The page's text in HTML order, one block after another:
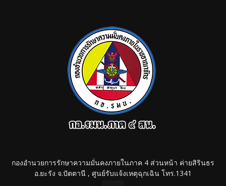
กองอำนวยการรักษาความมั่นคงภายในภาค 4 ส่วนหน้า ค่ายสิรินธร
อ.ยะรัง จ.ปัตตานี , ศูนย์รับแจ้งเหตุฉุกเฉิน โทร.1341